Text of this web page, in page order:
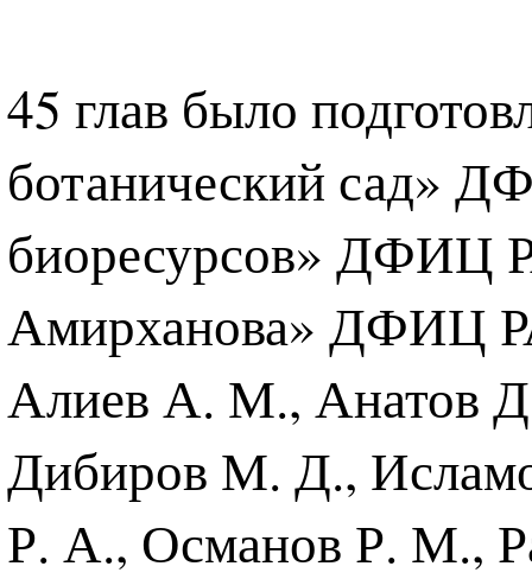
45 глав было
ботанический сад»
биоресурсов» ДФИЦ
Амирханова» ДФИЦ
Алиев А. М., Анатов
Дибиров М. Д.,
Р. А., Османов Р. М.,